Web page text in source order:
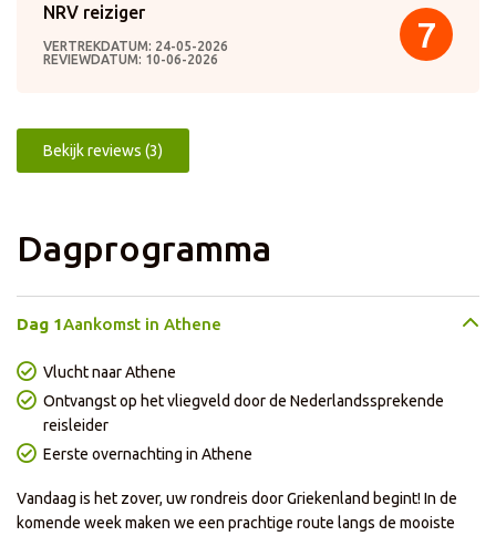
7
NRV reiziger
VERTREKDATUM: 24-05-2026
REVIEWDATUM: 10-06-2026
Bekijk reviews (3)
Dagprogramma
Dag 1Aankomst in Athene
Vlucht naar Athene
Ontvangst op het vliegveld door de Nederlandssprekende
reisleider
Eerste overnachting in Athene
Vandaag is het zover, uw rondreis door Griekenland begint! In de
komende week maken we een prachtige route langs de mooiste